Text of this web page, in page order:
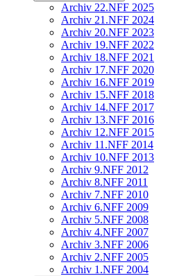
Archiv 22.NFF 2025
Archiv 21.NFF 2024
Archiv 20.NFF 2023
Archiv 19.NFF 2022
Archiv 18.NFF 2021
Archiv 17.NFF 2020
Archiv 16.NFF 2019
Archiv 15.NFF 2018
Archiv 14.NFF 2017
Archiv 13.NFF 2016
Archiv 12.NFF 2015
Archiv 11.NFF 2014
Archiv 10.NFF 2013
Archiv 9.NFF 2012
Archiv 8.NFF 2011
Archiv 7.NFF 2010
Archiv 6.NFF 2009
Archiv 5.NFF 2008
Archiv 4.NFF 2007
Archiv 3.NFF 2006
Archiv 2.NFF 2005
Archiv 1.NFF 2004